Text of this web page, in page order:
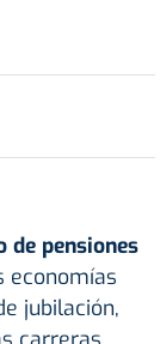
pensiones
economías
jubilación,